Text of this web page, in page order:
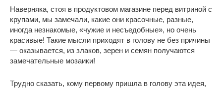
Наверняка, стоя в продуктовом магазине перед витриной с
крупами, мы замечали, какие они красочные, разные,
иногда незнакомые, «чужие и несъедобные», но очень
красивые! Такие мысли приходят в голову не без причины
— оказывается, из злаков, зерен и семян получаются
замечательные мозаики!
Трудно сказать, кому первому пришла в голову эта идея,